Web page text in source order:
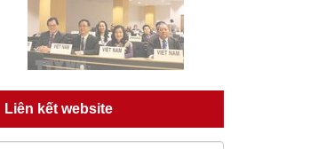
Liên kết website